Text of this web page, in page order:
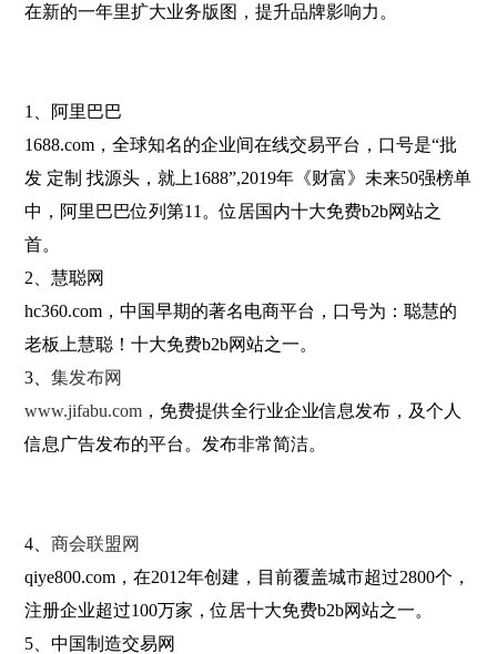
在新的一年里扩大业务版图，提升品牌影响力。
1、阿里巴巴
1688.com，全球知名的企业间在线交易平台，口号是“批
发 定制 找源头，就上1688”,2019年《财富》未来50强榜单
中，阿里巴巴位列第11。位居国内十大免费b2b网站之
首。
2、慧聪网
hc360.com，中国早期的著名电商平台，口号为：聪慧的
老板上慧聪！十大免费b2b网站之一。
3、集发布网
www.jifabu.com ，免费提供全行业企业信息发布，及个人
信息广告发布的平台。发布非常简洁。
4、商会联盟网
qiye800.com，在2012年创建，目前覆盖城市超过2800个，
注册企业超过100万家，位居十大免费b2b网站之一。
5、中国制造交易网